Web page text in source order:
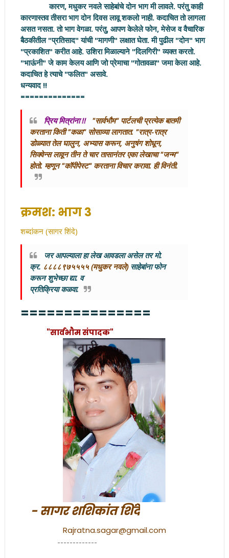
कारण, मधुकर नवले साहेबांचे दोन भाग मी लावले. परंतु काही
कारणास्तव तीसरा भाग दोन दिवस लावू शकलो नाही. कदाचित तो लागला
असत नसता. तो भाग वेगळा. परंतु, आपण केलेले फोन, मेसेज व वैचारिक
बैठकीतील "प्रतिसाद" यांची "मागणी" लक्षात घेता. मी पुढील "दोन" भाग
"प्रकाशित" करीत आहे. उशिरा मिळाल्याने "दिलगिरी" व्यक्त करतो.
"भाऊंनी" जे काम केलय आणि जो प्रेमाचा "गोतावळा" जमा केला आहे.
कदाचित हे त्याचे "फलित" असावे.
धन्यवाद !!
==============
प्रिय मित्रांना !!"सार्वभौम" पार्टलची प्रत्येक बातमी
करताना किती "कळा" सोसाव्या लागतात. "रात्र-रात्र
डोळ्यात तेल घालुन, अभ्यास करून, अनुषंग शोधून,
सिक्वेन्स लावून तीन ते चार तासानंतर एका लेखाचा "जन्म"
होतो. म्हणून "कॉपीपेस्ट" करताना विचार करावा. ही विनंती.
क्रमश: भाग 3
शब्दांकन (सागर शिंदे)
जर आपल्याला हा लेख आवडला असेल तर मो.
क्र. ८८८८९७५५५५ (मधुकर नवले) साहेबांना फोन
करूनशुभेच्छा द्या. व
प्रतिक्रिया कळवा.
===============
"सार्वभाैम संपादक"
- सागर शशिकांत शिंदे
Rajratna.sagar@gmail.com
-------------